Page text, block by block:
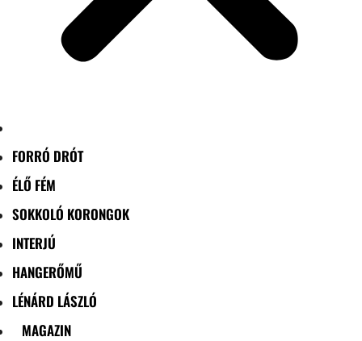
FORRÓ DRÓT
ÉLŐ FÉM
SOKKOLÓ KORONGOK
INTERJÚ
HANGERŐMŰ
LÉNÁRD LÁSZLÓ
MAGAZIN